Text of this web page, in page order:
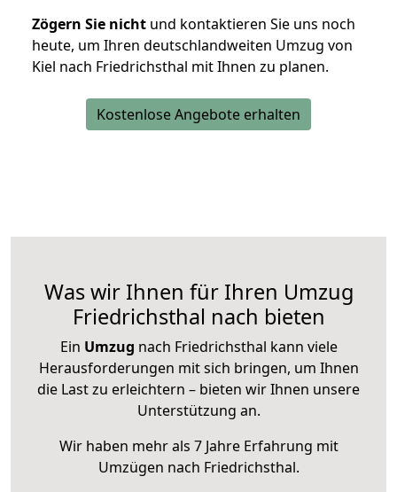
Zögern Sie nicht und kontaktieren Sie uns noch
heute, um Ihren deutschlandweiten Umzug von
Kiel nach Friedrichsthal mit Ihnen zu planen.
Kostenlose Angebote erhalten
Was wir Ihnen für Ihren Umzug
Friedrichsthal nach bieten
Ein Umzug nach Friedrichsthal kann viele
Herausforderungen mit sich bringen, um Ihnen
die Last zu erleichtern – bieten wir Ihnen unsere
Unterstützung an.
Wir haben mehr als 7 Jahre Erfahrung mit
Umzügen nach Friedrichsthal.